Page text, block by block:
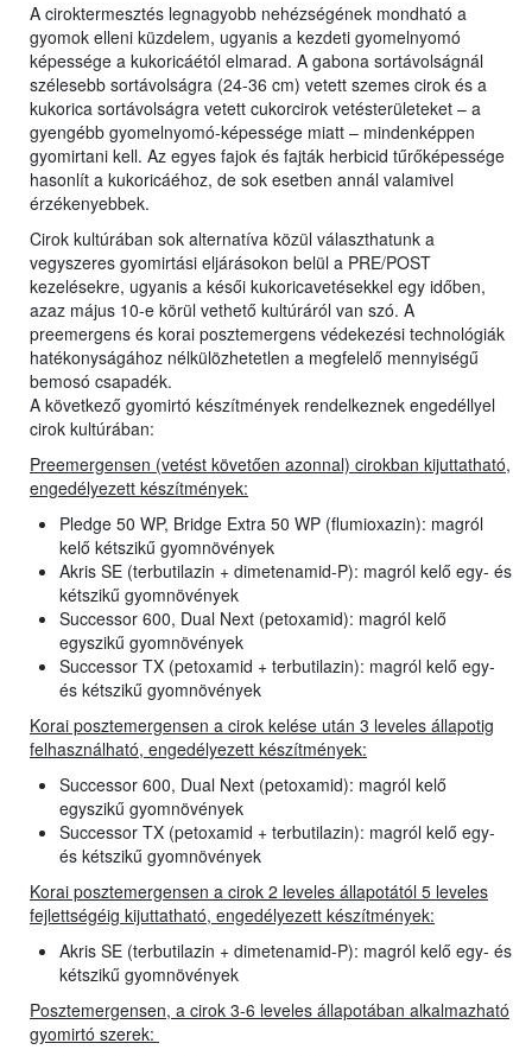
A ciroktermesztés legnagyobb nehézségének mondható a
gyomok elleni küzdelem, ugyanis a kezdeti gyomelnyomó
képessége a kukoricáétól elmarad. A gabona sortávolságnál
szélesebb sortávolságra (24-36 cm) vetett szemes cirok és a
kukorica sortávolságra vetett cukorcirok vetésterületeket – a
gyengébb gyomelnyomó-képessége miatt – mindenképpen
gyomirtani kell. Az egyes fajok és fajták herbicid tűrőképessége
hasonlít a kukoricáéhoz, de sok esetben annál valamivel
érzékenyebbek.
Cirok kultúrában sok alternatíva közül választhatunk a
vegyszeres gyomirtási eljárásokon belül a PRE/POST
kezelésekre, ugyanis a késői kukoricavetésekkel egy időben,
azaz május 10-e körül vethető kultúráról van szó. A
preemergens és korai posztemergens védekezési technológiák
hatékonyságához nélkülözhetetlen a megfelelő mennyiségű
bemosó csapadék.
A következő gyomirtó készítmények rendelkeznek engedéllyel
cirok kultúrában:
Preemergensen (vetést követően azonnal) cirokban kijuttatható,
engedélyezett készítmények:
Pledge 50 WP, Bridge Extra 50 WP (flumioxazin): magról
kelő kétszikű gyomnövények
Akris SE (terbutilazin + dimetenamid-P): magról kelő egy- és
kétszikű gyomnövények
Successor 600, Dual Next (petoxamid): magról kelő
egyszikű gyomnövények
Successor TX (petoxamid + terbutilazin): magról kelő egy-
és kétszikű gyomnövények
Korai posztemergensen a cirok kelése után 3 leveles állapotig
felhasználható, engedélyezett készítmények:
Successor 600, Dual Next (petoxamid): magról kelő
egyszikű gyomnövények
Successor TX (petoxamid + terbutilazin): magról kelő egy-
és kétszikű gyomnövények
Korai posztemergensen a cirok 2 leveles állapotától 5 leveles
fejlettségéig kijuttatható, engedélyezett készítmények:
Akris SE (terbutilazin + dimetenamid-P): magról kelő egy- és
kétszikű gyomnövények
Posztemergensen, a cirok 3-6 leveles állapotában alkalmazható
gyomirtó szerek: